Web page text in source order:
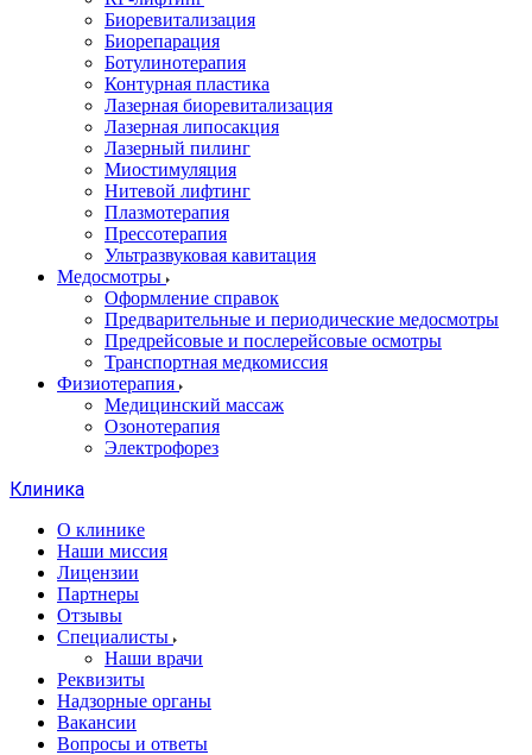
Биоревитализация
Биорепарация
Ботулинотерапия
Контурная пластика
Лазерная биоревитализация
Лазерная липосакция
Лазерный пилинг
Миостимуляция
Нитевой лифтинг
Плазмотерапия
Прессотерапия
Ультразвуковая кавитация
Медосмотры
Оформление справок
Предварительные и периодические медосмотры
Предрейсовые и послерейсовые осмотры
Транспортная медкомиссия
Физиотерапия
Медицинский массаж
Озонотерапия
Электрофорез
Клиника
О клинике
Наши миссия
Лицензии
Партнеры
Отзывы
Специалисты
Наши врачи
Реквизиты
Надзорные органы
Вакансии
Вопросы и ответы